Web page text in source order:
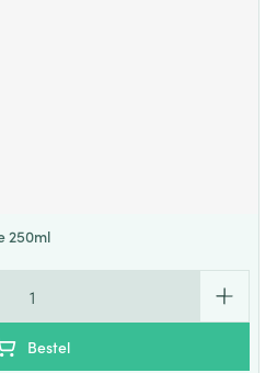
250ml
Bestel